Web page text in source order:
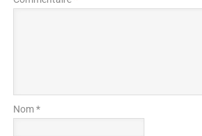
Nom *